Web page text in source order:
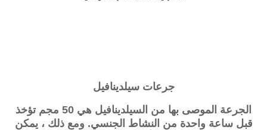
جرعاتسيلدينافيل
الجرعة الموصى بها من السيلدينافيل هي 50 مجم تؤخذ
قبل ساعة واحدة من النشاط الجنسي. ومع ذلك ، يمكن